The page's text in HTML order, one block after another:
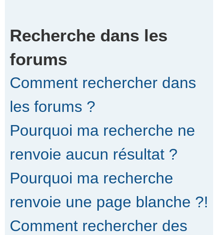
Recherche dans les
forums
Comment rechercher dans
les forums ?
Pourquoi ma recherche ne
renvoie aucun résultat ?
Pourquoi ma recherche
renvoie une page blanche ?!
Comment rechercher des